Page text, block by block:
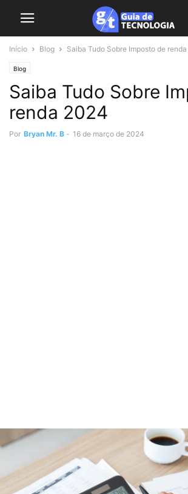
Início Blog Saiba Tudo Sobre Imposto de
Blog
Saiba Tudo Sobre
renda 2024
Por Bryan Mr. B - 16 de março de 2024